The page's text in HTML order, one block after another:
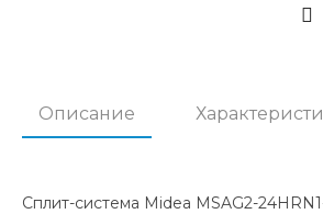
Описание
Сплит-система Midea MSAG2-